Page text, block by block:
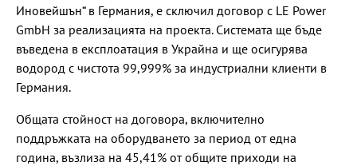
Иновейшън“ в Германия, е сключил договор с LE Power
GmbH за реализацията на проекта. Системата ще бъде
въведена в експлоатация в Украйна и ще осигурява
водород с чистота 99,999% за индустриални клиенти в
Германия.
Общата стойност на договора, включително
поддръжката на оборудването за период от една
година, възлиза на 45,41% от общите приходи на